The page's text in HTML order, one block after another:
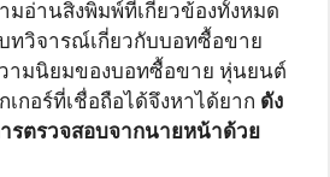
มอ่านสิ่งพิมพ์ที่เกี่ยวข้องทั้งหมด
ทวิจารณ์เกี่ยวกับบอทซื้อขาย
ามนิยมของบอทซื้อขาย หุ่นยนต์
กอร์ที่เชื่อถือได้จึงหาได้ยาก ดัง
รตรวจสอบจากนายหน้าด้วย